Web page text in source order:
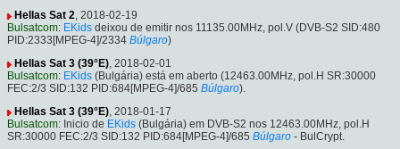
Hellas Sat 2, 2018-02-19
Bulsatcom: EKids deixou de emitir nos 11135.00MHz, pol.V (DVB-S2 SID:480
PID:2333[MPEG-4]/2334 Búlgaro)
Hellas Sat 3 (39°E), 2018-02-01
Bulsatcom: EKids (Bulgária) está em aberto (12463.00MHz, pol.H SR:30000
FEC:2/3 SID:132 PID:684[MPEG-4]/685 Búlgaro).
Hellas Sat 3 (39°E), 2018-01-17
Bulsatcom: Inicio de EKids (Bulgária) em DVB-S2 nos 12463.00MHz, pol.H
SR:30000 FEC:2/3 SID:132 PID:684[MPEG-4]/685 Búlgaro - BulCrypt.